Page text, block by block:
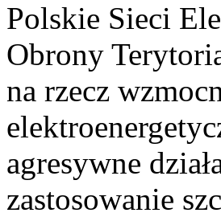
Polskie Sieci
Obrony
na rzecz
agresywne
zastosowanie